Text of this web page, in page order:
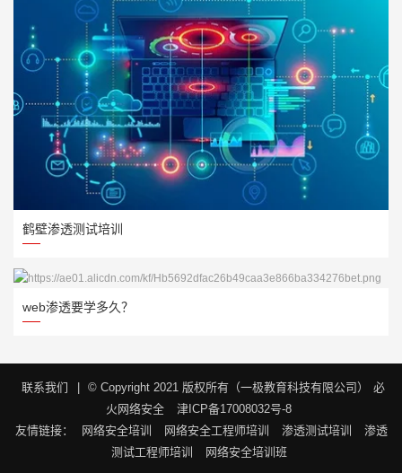
鹤壁渗透测试培训
web渗透要学多久？
联系我们 © Copyright 2021 版权所有（一极教育科技有限公司）
必
火网络安全
津ICP备17008032号-8
友情链接：
网络安全培训 网络安全工程师培训 渗透测试培训
渗透
测试工程师培训
网络安全培训班